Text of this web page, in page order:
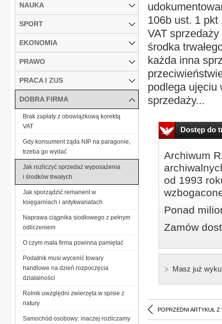
106b ust. 1 pkt
VAT
środka
każda inna
podlega ujęciu
sprzedaży...
Dostęp do
Archiwum
od 1993
Ponad
Zamów
Masz już
POPRZEDNI ARTYKUŁ Z
NAUKA
SPORT
EKONOMIA
PRAWO
PRACA I ZUS
DOBRA FIRMA
Brak zapłaty z obowiązkową korektą
VAT
Gdy konsument żąda NIP na paragonie,
trzeba go wydać
Jak rozliczyć sprzedaż wyposażenia
i środków trwałych
Jak sporządzić remanent w
księgarniach i antykwariatach
Naprawa ciągnika siodłowego z pełnym
odliczeniem
O czym mała firma powinna pamiętać
Podatnik musi wycenić towary
handlowe na dzień rozpoczęcia
działalności
Rolnik uwzględni zwierzęta w spisie z
natury
Samochód osobowy: inaczej rozliczamy